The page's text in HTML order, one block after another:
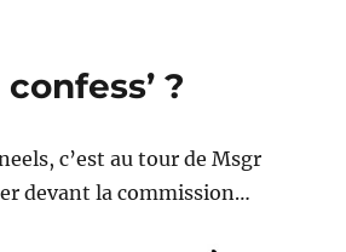
confess’ ?
c’est au tour de Msgr
devant la commission…